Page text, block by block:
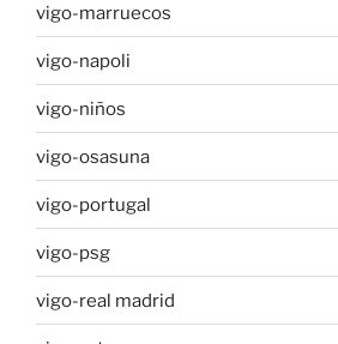
vigo-marruecos
vigo-napoli
vigo-niños
vigo-osasuna
vigo-portugal
vigo-psg
vigo-real madrid